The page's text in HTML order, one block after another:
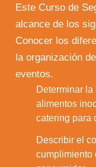
Este Curso de
alcance de los
Conocer los
la organización
eventos.
Determinar
alimentos
catering para
Describir el
cumplimiento